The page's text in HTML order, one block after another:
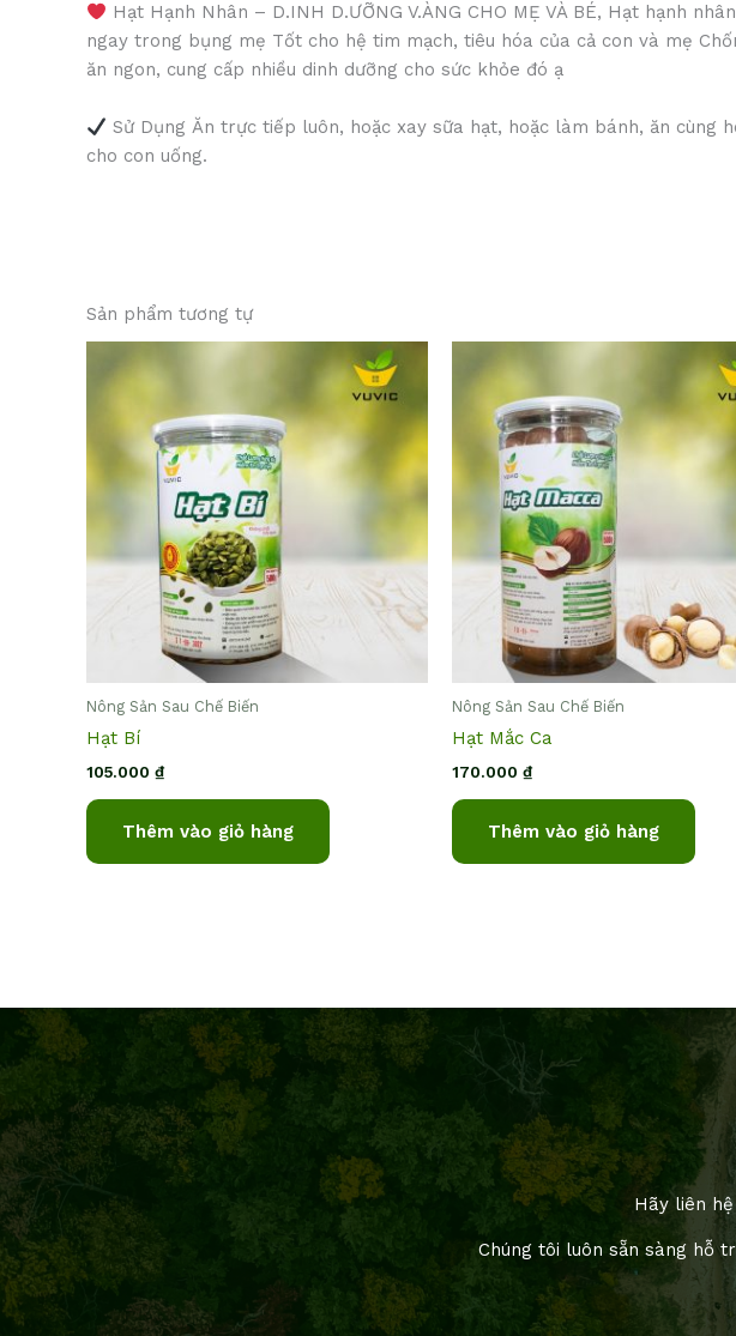
Hạt Hạnh Nhân – D.INH D.ƯỠNG V.ÀNG CHO MẸ VÀ BÉ, Hạt hạnh
ngay trong bụng mẹ Tốt cho hệ tim mạch, tiêu hóa của cả con và mẹ
ăn ngon, cung cấp nhiều dinh dưỡng cho sức khỏe đó ạ
Sử Dụng Ăn trực tiếp luôn, hoặc xay sữa hạt, hoặc làm bánh, ăn cùng
cho con uống.
Sản phẩm tương tự
Nông Sản Sau Chế Biến
Hạt Bí
105.000 ₫
Thêm vào giỏ hàng
Nông Sản Sau Chế Biến
Hạt Mắc Ca
170.000 ₫
Thêm vào giỏ hàng
Hãy liên
Chúng tôi luôn sẵn sàng hỗ